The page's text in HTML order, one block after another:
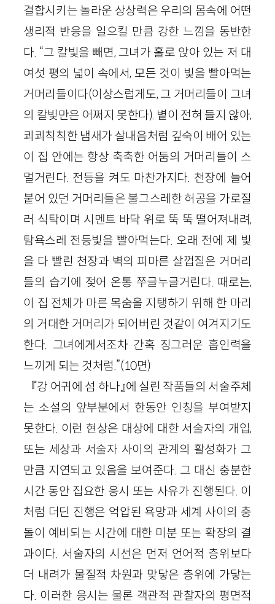
결합시키는 놀라운 상상력은 우리의 몸속에 어떤
생리적 반응을 일으킬 만큼 강한 느낌을 동반한
다. “그 칼빛을 빼면, 그녀가 홀로 앉아 있는 저 대
여섯 평의 넓이 속에서, 모든 것이 빛을 빨아먹는
거머리들이다(이상스럽게도, 그 거머리들이 그녀
의 칼빛만은 어쩌지 못한다). 볕이 전혀 들지 않아,
쾨쾨칙칙한 냄새가 살내음처럼 깊숙이 배어 있는
이 집 안에는 항상 축축한 어둠의 거머리들이 스
멀거린다. 전등을 켜도 마찬가지다. 천장에 늘어
붙어 있던 거머리들은 불그스레한 허공을 가로질
러 식탁이며 시멘트 바닥 위로 뚝 뚝 떨어져내려,
탐욕스레 전등빛을 빨아먹는다. 오래 전에 제 빛
을 다 빨린 천장과 벽의 피마른 살껍질은 거머리
들의 습기에 젖어 온통 쭈글누글거린다. 때로는,
이 집 전체가 마른 목숨을 지탱하기 위해 한 마리
의 거대한 거머리가 되어버린 것같이 여겨지기도
한다. 그녀에게서조차 간혹 징그러운 흡인력을
느끼게 되는 것처럼.”(10면)
『강 어귀에 섬 하나』에 실린 작품들의 서술주체
는 소설의 앞부분에서 한동안 인칭을 부여받지
못한다. 이런 현상은 대상에 대한 서술자의 개입,
또는 세상과 서술자 사이의 관계의 활성화가 그
만큼 지연되고 있음을 보여준다. 그 대신 충분한
시간 동안 집요한 응시 또는 사유가 진행된다. 이
처럼 더딘 진행은 억압된 욕망과 세계 사이의 충
돌이 예비되는 시간에 대한 미분 또는 확장의 결
과이다. 서술자의 시선은 먼저 언어적 층위보다
더 내려가 물질적 차원과 맞닿은 층위에 가닿는
다. 이러한 응시는 물론 객관적 관찰자의 평면적